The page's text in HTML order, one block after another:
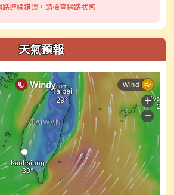
連線錯誤，請檢查網路狀態
天氣預報